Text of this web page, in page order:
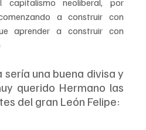
neoliberal, por
a construir con
aprender a construir con
una buena divisa y
querido Hermano las
del gran León Felipe: